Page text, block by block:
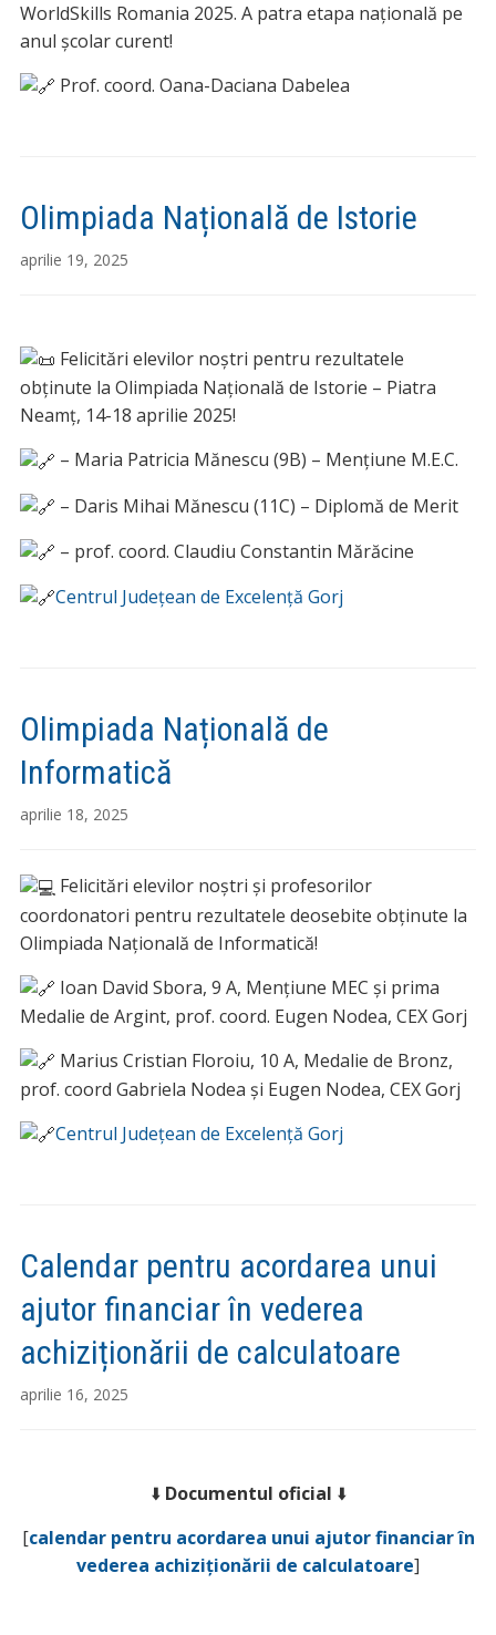
WorldSkills Romania 2025. A patra etapa națională pe
anul școlar curent!
Prof. coord. Oana-Daciana Dabelea
Olimpiada Națională de Istorie
aprilie 19, 2025
Felicitări elevilor noștri pentru rezultatele
obținute la Olimpiada Națională de Istorie – Piatra
Neamț, 14-18 aprilie 2025!
– Maria Patricia Mănescu (9B) – Mențiune M.E.C.
– Daris Mihai Mănescu (11C) – Diplomă de Merit
– prof. coord. Claudiu Constantin Mărăcine
Centrul Județean de Excelență Gorj
Olimpiada Națională de
Informatică
aprilie 18, 2025
Felicitări elevilor noștri și profesorilor
coordonatori pentru rezultatele deosebite obținute la
Olimpiada Națională de Informatică!
Ioan David Sbora, 9 A, Mențiune MEC și prima
Medalie de Argint, prof. coord. Eugen Nodea, CEX Gorj
Marius Cristian Floroiu, 10 A, Medalie de Bronz,
prof. coord Gabriela Nodea și Eugen Nodea, CEX Gorj
Centrul Județean de Excelență Gorj
Calendar pentru acordarea unui
ajutor financiar în vederea
achiziționării de calculatoare
aprilie 16, 2025
⬇️ Documentul oficial ⬇️
[calendar pentru acordarea unui ajutor financiar în
vederea achiziționării de calculatoare]